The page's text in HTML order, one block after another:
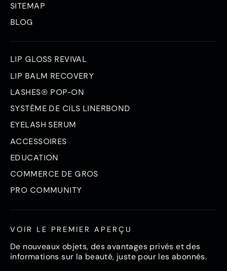
SITEMAP
BLOG
LIP GLOSS REVIVAL
LIP BALM RECOVERY
LASHES® POP-ON
SYSTÈME DE CILS LINERBOND
EYELASH SERUM
ACCESSOIRES
EDUCATION
COMMERCE DE GROS
PRO COMMUNITY
VOIR LE PREMIER APERÇU
De nouveaux objets, des avantages privés et des
informations sur la beauté, juste pour les abonnés.